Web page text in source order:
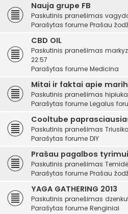
Nauja grupe FB
Paskutinis pranešimas
Parašytas forume Prašau
CBD OIL
Paskutinis pranešimas
22:57
Parašytas forume Medicina
Mitai ir faktai apie
Paskutinis pranešimas
Parašytas forume Legalus
Cooltube
Paskutinis pranešimas
Parašytas forume DIY
Prašau pagalbos tyrimui
Paskutinis pranešimas Temidė
Parašytas forume Prašau
YAGA GATHERING 2013
Paskutinis pranešimas
Parašytas forume Renginiai